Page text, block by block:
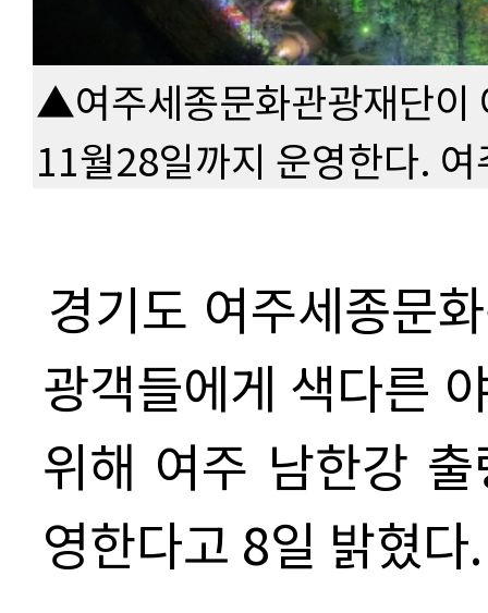
▲여주세종문화관광재단이
11월28일까지 운영한다.
경기도 여주세종문
광객들에게 색다른
위해 여주 남한강
영한다고 8일 밝혔다.